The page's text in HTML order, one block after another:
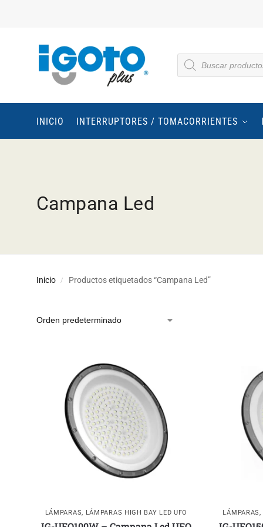
INICIO INTERRUPTORES / TOMACORRIENTES
Campana Led
Inicio / Productos etiquetados “Campana Led”
LÁMPARAS, LÁMPARAS HIGH BAY LED UFO LÁMPARAS,